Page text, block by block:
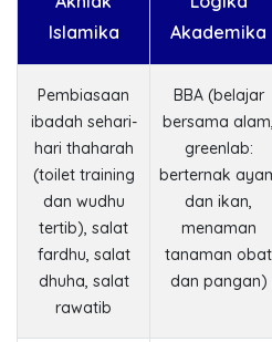
Islamika
Akademika
Pembiasaan
ibadah sehari-
hari thaharah
(toilet training
dan wudhu
tertib), salat
fardhu, salat
dhuha, salat
rawatib
BBA (belajar
bersama alam,
greenlab:
berternak
dan ikan,
menaman
tanaman obat
dan pangan)